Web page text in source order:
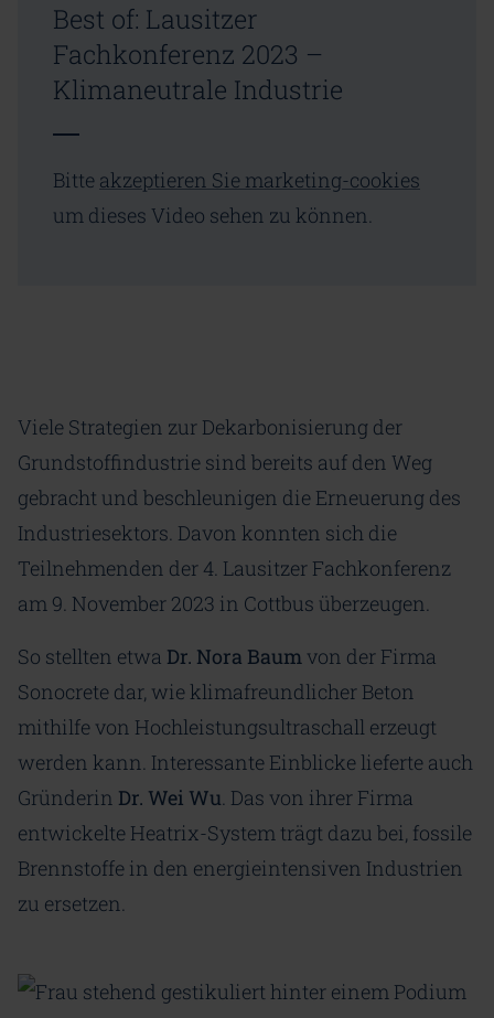
Best of: Lausitzer
Fachkonferenz 2023 –
Klimaneutrale Industrie
Bitte akzeptieren Sie marketing-cookies
um dieses Video sehen zu können.
Viele Strategien zur Dekarbonisierung der
Grundstoffindustrie sind bereits auf den Weg
gebracht und beschleunigen die Erneuerung des
Industriesektors. Davon konnten sich die
Teilnehmenden der 4. Lausitzer Fachkonferenz
am 9. November 2023 in Cottbus überzeugen.
So stellten etwa Dr. Nora Baum von der Firma
Sonocrete dar, wie klimafreundlicher Beton
mithilfe von Hochleistungsultraschall erzeugt
werden kann. Interessante Einblicke lieferte auch
Gründerin Dr. Wei Wu. Das von ihrer Firma
entwickelte Heatrix-System trägt dazu bei, fossile
Brennstoffe in den energieintensiven Industrien
zu ersetzen.